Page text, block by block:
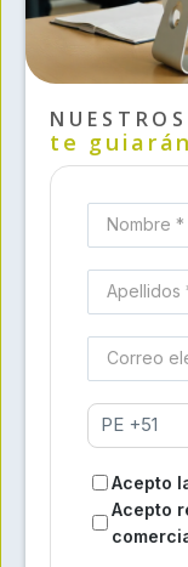
te
Nombre *
Apellidos
Correo
Acepto
Acepto